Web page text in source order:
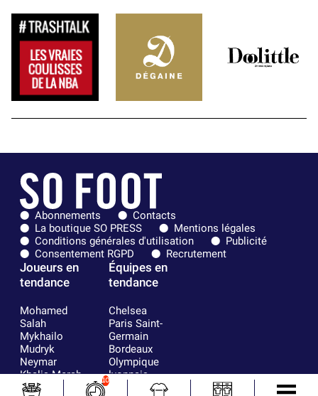
Abonnements
Contacts
La boutique SO PRESS
Mentions légales
Conditions générales d'utilisation
Publicité
Consentement RGPD
Recrutement
Joueurs en
tendance
Mohamed
Salah
Mykhailo
Mudryk
Neymar
Khalis Merah
Loïs Openda
Équipes en
tendance
Chelsea
Paris Saint-
Germain
Bordeaux
Olympique
lyonnais
FIFA
10